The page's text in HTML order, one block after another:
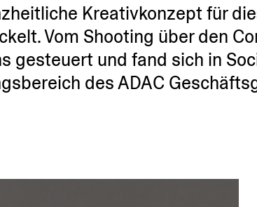
Kreativ­konzept für
Vom Shooting über den
gesteuert und fand sich in
des ADAC